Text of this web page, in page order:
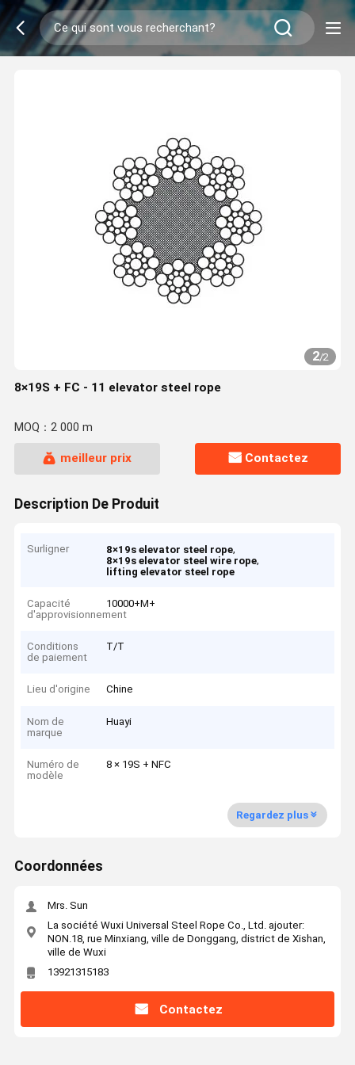
2/2
8×19S + FC - 11 elevator steel rope
MOQ：2 000 m
meilleur prix Contactez
Description De Produit
Surligner 8×19s elevator steel rope,
8×19s elevator steel wire rope,
lifting elevator steel rope
Capacité
d'approvisionnement
10000+M+
Conditions
de paiement
T/T
Lieu d'origine Chine
Nom de
marque
Huayi
Numéro de
modèle
8 × 19S + NFC
Regardez plus
Coordonnées
Mrs. Sun
La société Wuxi Universal Steel Rope Co., Ltd. ajouter:
NON.18, rue Minxiang, ville de Donggang, district de Xishan,
ville de Wuxi
13921315183
Contactez